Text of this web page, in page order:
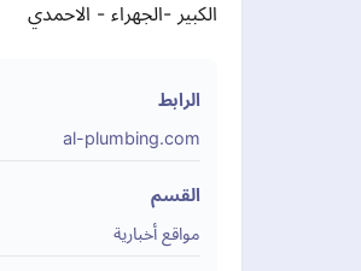
الكبير -الجهراء - الاحمدي
الرابط
al-plumbing.com
القسم
مواقع أخبارية